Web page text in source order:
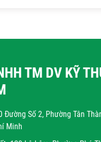
TM DV KỸ
Đường Số 2, Phường Tân
Minh